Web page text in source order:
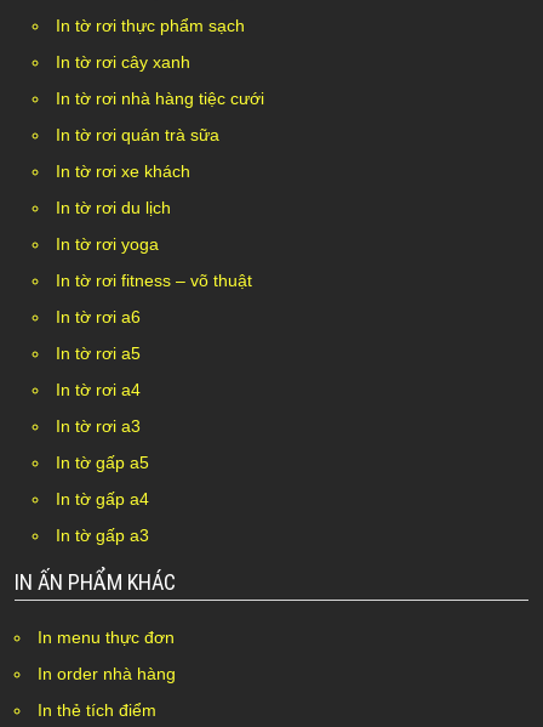
In tờ rơi thực phẩm sạch
In tờ rơi cây xanh
In tờ rơi nhà hàng tiệc cưới
In tờ rơi quán trà sữa
In tờ rơi xe khách
In tờ rơi du lịch
In tờ rơi yoga
In tờ rơi fitness – võ thuật
In tờ rơi a6
In tờ rơi a5
In tờ rơi a4
In tờ rơi a3
In tờ gấp a5
In tờ gấp a4
In tờ gấp a3
IN ẤN PHẨM KHÁC
In menu thực đơn
In order nhà hàng
In thẻ tích điểm